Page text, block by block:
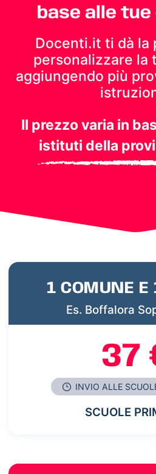
base alle tue
Docenti.it ti dà la
personalizzare la
aggiungendo più
Il prezzo varia in
istituti della
1 COMUNE E
Es. Boffalora
37
INVIO ALLE
SCUOLE